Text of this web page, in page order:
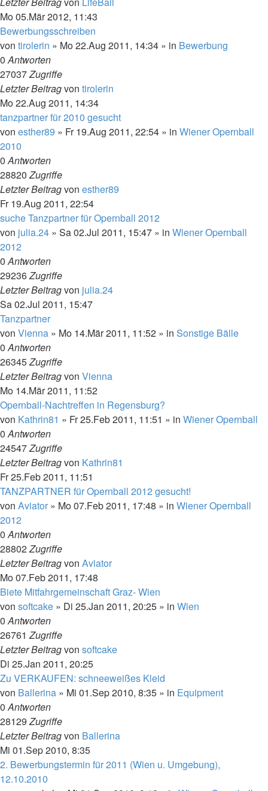
Mo 05.Mär 2012, 11:43
Bewerbungsschreiben
von tirolerin » Mo 22.Aug 2011, 14:34 » in Bewerbung
0Antworten
27037Zugriffe
Letzter Beitragvon tirolerin
Mo 22.Aug 2011, 14:34
tanzpartner für 2010 gesucht
von esther89 » Fr 19.Aug 2011, 22:54 » in Wiener Opernball
2010
0Antworten
28820Zugriffe
Letzter Beitragvon esther89
Fr 19.Aug 2011, 22:54
suche Tanzpartner für Opernball 2012
von julia.24 » Sa 02.Jul 2011, 15:47 » in Wiener Opernball
2012
0Antworten
29236Zugriffe
Letzter Beitragvon julia.24
Sa 02.Jul 2011, 15:47
Tanzpartner
von Vienna » Mo 14.Mär 2011, 11:52 » in Sonstige Bälle
0Antworten
26345Zugriffe
Letzter Beitragvon Vienna
Mo 14.Mär 2011, 11:52
Opernball-Nachtreffen in Regensburg?
von Kathrin81 » Fr 25.Feb 2011, 11:51 » in Wiener Opernball
0Antworten
24547Zugriffe
Letzter Beitragvon Kathrin81
Fr 25.Feb 2011, 11:51
TANZPARTNER für Opernball 2012 gesucht!
von Aviator » Mo 07.Feb 2011, 17:48 » in Wiener Opernball
2012
0Antworten
28802Zugriffe
Letzter Beitragvon Aviator
Mo 07.Feb 2011, 17:48
Biete Mitfahrgemeinschaft Graz- Wien
von softcake » Di 25.Jan 2011, 20:25 » in Wien
0Antworten
26761Zugriffe
Letzter Beitragvon softcake
Di 25.Jan 2011, 20:25
Zu VERKAUFEN: schneeweißes Kleid
von Ballerina » Mi 01.Sep 2010, 8:35 » in Equipment
0Antworten
28129Zugriffe
Letzter Beitragvon Ballerina
Mi 01.Sep 2010, 8:35
2. Bewerbungstermin für 2011 (Wien u. Umgebung),
12.10.2010